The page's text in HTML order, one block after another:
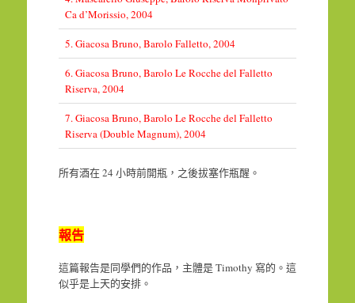
Ca d’Morissio, 2004
5. Giacosa Bruno, Barolo Falletto, 2004
6. Giacosa Bruno, Barolo Le Rocche del Falletto
Riserva, 2004
7. Giacosa Bruno, Barolo Le Rocche del Falletto
Riserva (Double Magnum), 2004
所有酒在 24 小時前開瓶，之後拔塞作瓶醒。
報告
這篇報告是同學們的作品，主體是 Timothy 寫的。這
似乎是上天的安排。